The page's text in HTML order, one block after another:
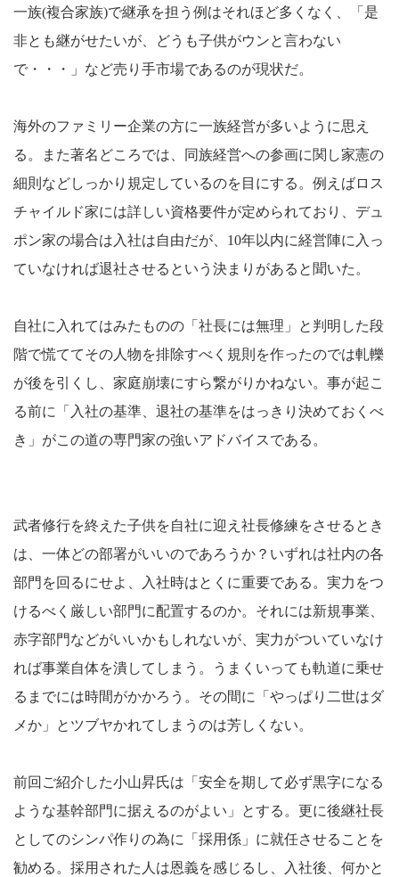
一族(複合家族)で継承を担う例はそれほど多くなく、「是
非とも継がせたいが、どうも子供がウンと言わない
で・・・」など売り手市場であるのが現状だ。
海外のファミリー企業の方に一族経営が多いように思え
る。また著名どころでは、同族経営への参画に関し家憲の
細則などしっかり規定しているのを目にする。例えばロス
チャイルド家には詳しい資格要件が定められており、デュ
ポン家の場合は入社は自由だが、10年以内に経営陣に入っ
ていなければ退社させるという決まりがあると聞いた。
自社に入れてはみたものの「社長には無理」と判明した段
階で慌ててその人物を排除すべく規則を作ったのでは軋轢
が後を引くし、家庭崩壊にすら繋がりかねない。事が起こ
る前に「入社の基準、退社の基準をはっきり決めておくべ
き」がこの道の専門家の強いアドバイスである。
武者修行を終えた子供を自社に迎え社長修練をさせるとき
は、一体どの部署がいいのであろうか？いずれは社内の各
部門を回るにせよ、入社時はとくに重要である。実力をつ
けるべく厳しい部門に配置するのか。それには新規事業、
赤字部門などがいいかもしれないが、実力がついていなけ
れば事業自体を潰してしまう。うまくいっても軌道に乗せ
るまでには時間がかかろう。その間に「やっぱり二世はダ
メか」とツブヤかれてしまうのは芳しくない。
前回ご紹介した小山昇氏は「安全を期して必ず黒字になる
ような基幹部門に据えるのがよい」とする。更に後継社長
としてのシンパ作りの為に「採用係」に就任させることを
勧める。採用された人は恩義を感じるし、入社後、何かと